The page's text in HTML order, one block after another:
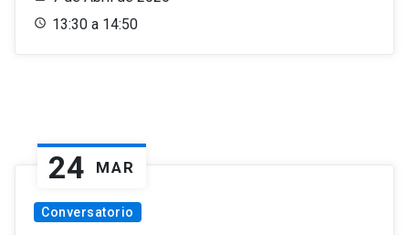
13:30 a 14:50
24 MAR
Conversatorio